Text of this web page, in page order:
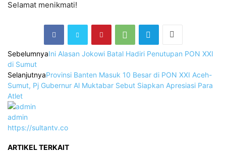
Selamat menikmati!
SebelumnyaIni Alasan Jokowi Batal Hadiri Penutupan PON XXI
di Sumut
SelanjutnyaProvinsi Banten Masuk 10 Besar di PON XXI Aceh-
Sumut, Pj Gubernur Al Muktabar Sebut Siapkan Apresiasi Para
Atlet
admin
https://sultantv.co
ARTIKEL TERKAIT